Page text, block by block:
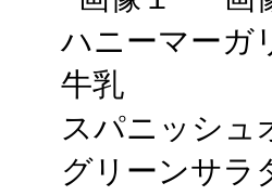
ハニーマーガ
牛乳
スパニッシュ
グリーンサラ